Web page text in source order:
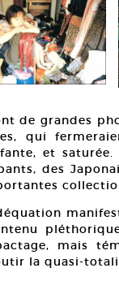
de grandes
qui
et
des
mais
la quasi-